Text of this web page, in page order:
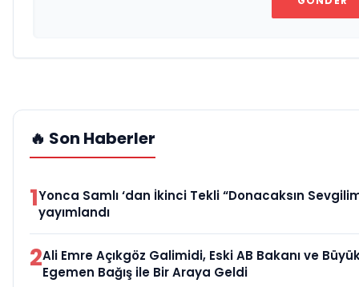
🔥 Son Haberler
1Yonca Samlı ‘dan İkinci Tekli “Donacaksın
yayımlandı
2Ali Emre Açıkgöz Galimidi, Eski AB Bakanı ve
Egemen Bağış ile Bir Araya Geldi